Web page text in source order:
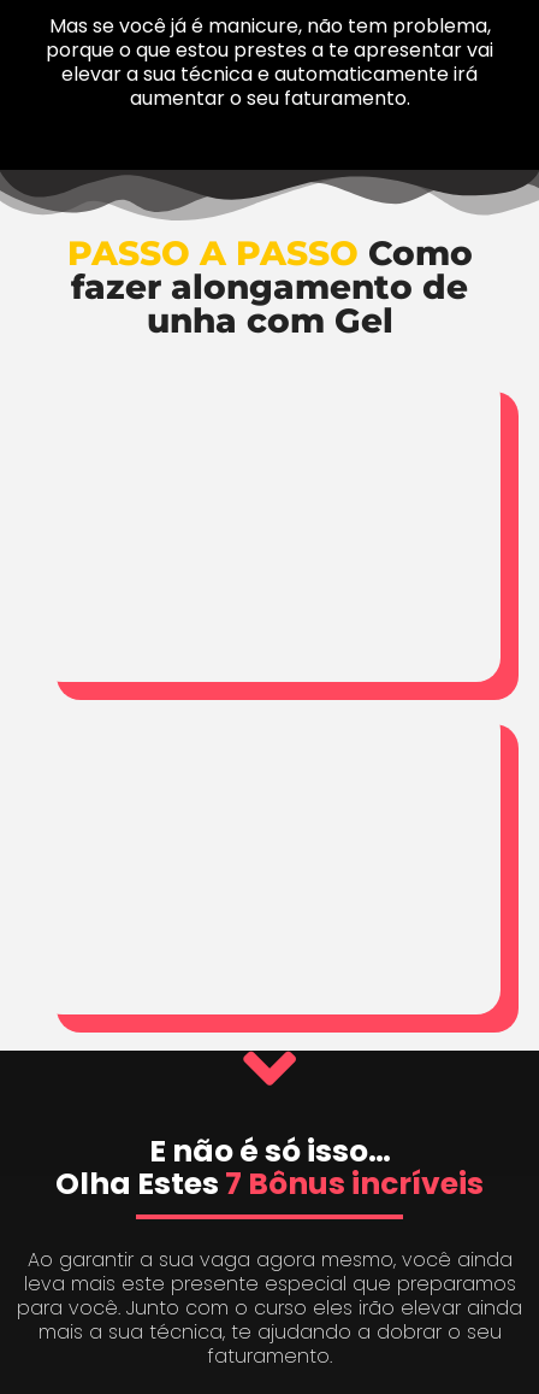
Mas se você já é manicure, não tem problema,
porque o que estou prestes a te apresentar vai
elevar a sua técnica e automaticamente irá
aumentar o seu faturamento.
PASSO A PASSO Como
fazer alongamento de
unha com Gel
E não é só isso…
Olha Estes 7 Bônus incríveis
Ao garantir a sua vaga agora mesmo, você ainda
leva mais este presente especial que preparamos
para você. Junto com o curso eles irão elevar ainda
mais a sua técnica, te ajudando a dobrar o seu
faturamento.